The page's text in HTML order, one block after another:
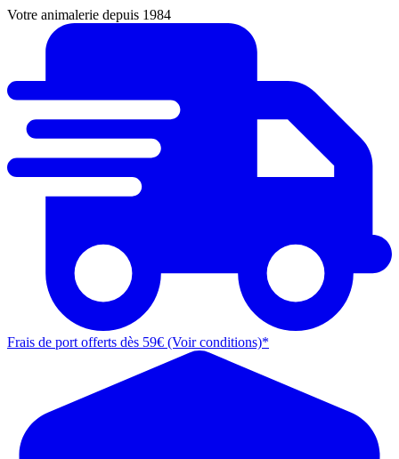
Votre animalerie depuis 1984
Frais de port offerts dès 59€ (Voir conditions)*